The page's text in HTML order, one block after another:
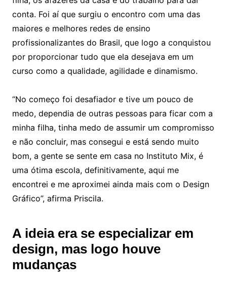
conta. Foi aí que surgiu o encontro com uma das
maiores e melhores redes de ensino
profissionalizantes do Brasil, que logo a conquistou
por proporcionar tudo que ela desejava em um
curso como a qualidade, agilidade e dinamismo.
“No começo foi desafiador e tive um pouco de
medo, dependia de outras pessoas para ficar com a
minha filha, tinha medo de assumir um compromisso
e não concluir, mas consegui e está sendo muito
bom, a gente se sente em casa no Instituto Mix, é
uma ótima escola, definitivamente, aqui me
encontrei e me aproximei ainda mais com o Design
Gráfico”, afirma Priscila.
A ideia era se especializar em
design, mas logo houve
mudanças